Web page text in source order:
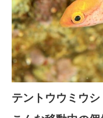
テントウウミウシ